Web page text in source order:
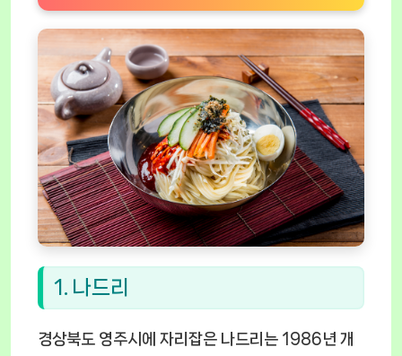
1. 나드리
경상북도 영주시에 자리잡은 나드리는 1986년 개